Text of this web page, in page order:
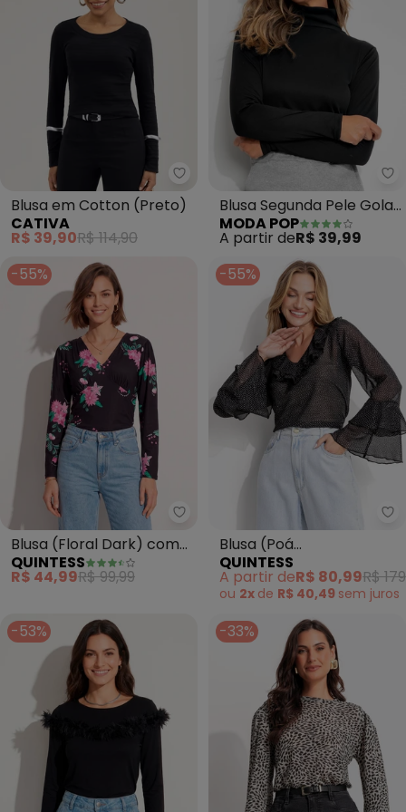
Cativa - Blusa em
Blusa em Cotton (Preto)
CATIVA
R$ 39,90R$ 114,90
Blusa Segunda Pele Gola
Alta (Preta)
MODA POP
A partir deR$ 39,99
-55%
Quintess - Blusa (Floral Dark)
Blusa (Floral Dark) com
Mangas Bufantes
QUINTESS
R$ 44,99R$ 99,99
-55%
Blusa (Poá
Desconstruído) em
Chiffon
QUINTESS
A partir deR$ 80,99R$
ou 2x de R$ 40,49 sem juros
-53% -33%